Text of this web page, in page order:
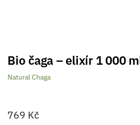
Bio čaga – elixír 1 000
Natural Chaga
769 Kč